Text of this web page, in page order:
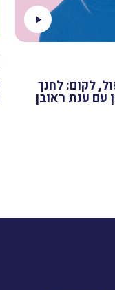
לקום: לחנך
עם ענת ראובן